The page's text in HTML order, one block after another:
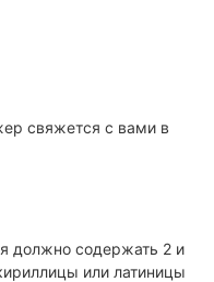
свяжется с вами в
должно содержать 2 и
или латиницы